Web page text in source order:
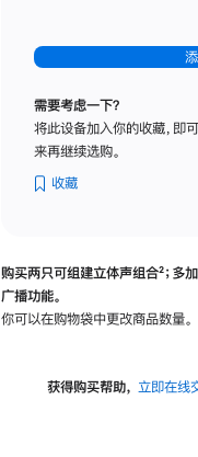
需要考虑一下？
将此设备加入你的收藏，即
来再继续选购。
收藏
购买两只可组建立体声组合脚
²；多
广播功能。
你可以在购物袋中更改商品数量。
获得购买帮助， 立即在线